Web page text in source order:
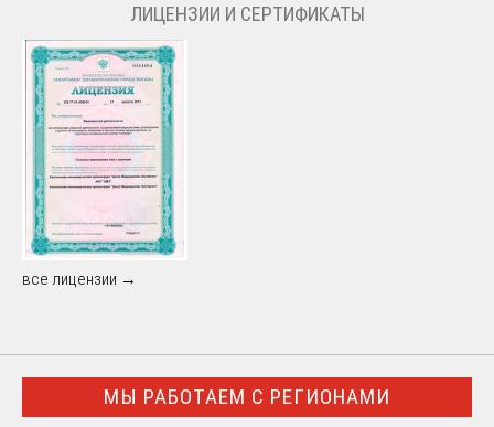
ЛИЦЕНЗИИ И СЕРТИФИКАТЫ
все лицензии →
МЫ РАБОТАЕМ С РЕГИОНАМИ